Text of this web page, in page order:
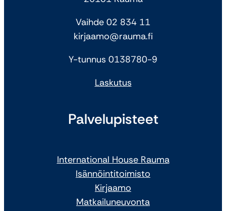
Vaihde 02 834 11
kirjaamo@rauma.fi
Y-tunnus 0138780-9
Laskutus
Palvelupisteet
International House Rauma
Isännöintitoimisto
Kirjaamo
Matkailuneuvonta